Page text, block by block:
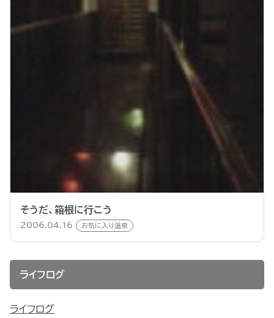
そうだ、箱根に行こう
2006.04.16 お気に入り温泉
ライフログ
ライフログ